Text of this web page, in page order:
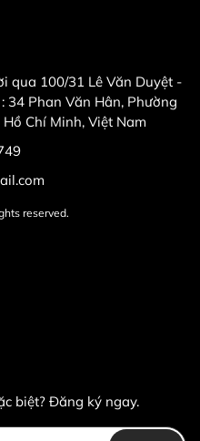
qua 100/31 Lê Văn Duyệt -
34 Phan Văn Hân, Phường
Chí Minh, Việt Nam
reserved.
biệt? Đăng ký ngay.